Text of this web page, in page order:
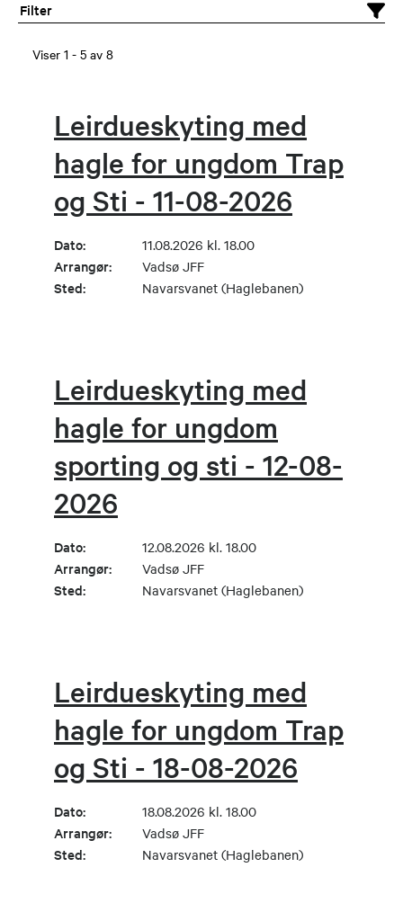
Filter
Viser 1 - 5 av 8
Leirdueskyting med
hagle for ungdom Trap
og Sti - 11-08-2026
Dato: 11.08.2026 kl. 18.00
Arrangør: Vadsø JFF
Sted: Navarsvanet (Haglebanen)
Leirdueskyting med
hagle for ungdom
sporting og sti - 12-08-
2026
Dato: 12.08.2026 kl. 18.00
Arrangør: Vadsø JFF
Sted: Navarsvanet (Haglebanen)
Leirdueskyting med
hagle for ungdom Trap
og Sti - 18-08-2026
Dato: 18.08.2026 kl. 18.00
Arrangør: Vadsø JFF
Sted: Navarsvanet (Haglebanen)